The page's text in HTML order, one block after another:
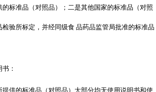
标准品（对照品）；二是其他国家的标准品（对照
验所标定，并经同级食 品药品监管局批准的标准品
：
供的标准品（对照品）大部分均无使用说明书和使